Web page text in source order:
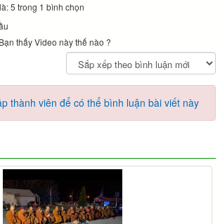
5 trong 1 bình chọn
Bạn thấy Video này thế nào ?
thành viên để có thể bình luận bài viết này